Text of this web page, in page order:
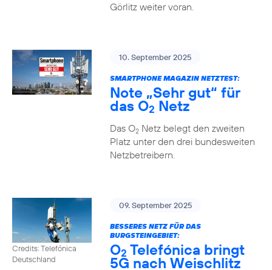
Görlitz weiter voran.
10. September 2025
SMARTPHONE MAGAZIN NETZTEST:
Note „Sehr gut“ für
das O2 Netz
Das O2Netz belegt den zweiten
Platz unter den drei bundesweiten
Netzbetreibern.
Credits: Telefónica
Deutschland
09. September 2025
BESSERES NETZ FÜR DAS
BURGSTEINGEBIET:
O2 Telefónica bringt
5G nach Weischlitz